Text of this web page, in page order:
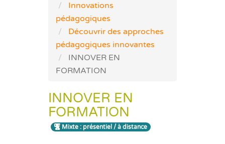
Innovations
pédagogiques
Découvrir des approches
pédagogiques innovantes
INNOVER EN
FORMATION
INNOVER EN
FORMATION
Mixte : présentiel / à distance